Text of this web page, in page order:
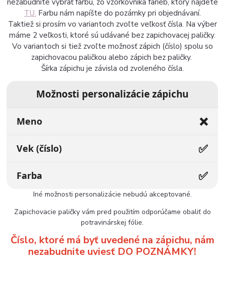
TU. Farbu nám napíšte do pozámky pri objednávaní.
Taktiež si prosím vo variantoch zvoľte veľkosť čísla. Na výber
máme 2 veľkosti, ktoré sú udávané bez zapichovacej paličky.
Vo variantoch si tiež zvoľte možnosť zápich (číslo) spolu so
zapichovacou paličkou alebo zápich bez paličky.
Šírka zápichu je závisla od zvoleného čísla.
Možnosti personalizácie zápichu
Meno ❌
Vek (číslo) ✅
Farba ✅
Iné možnosti personalizácie nebudú akceptované.
Zapichovacie paličky vám pred použitím odporúčame obaliť do
potravinárskej fólie.
Číslo, ktoré má byť uvedené na zápichu, nám
nezabudnite uviesť DO POZNÁMKY!